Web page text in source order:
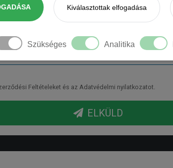
Kiválasztottak elfogadása
Szükséges Analitika
Feltételeket és az Adatvédelmi nyilatkozatot.
ELKÜLD